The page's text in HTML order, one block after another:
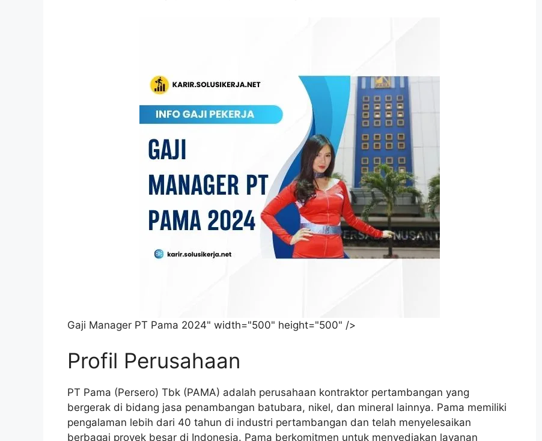
Gaji Manager PT Pama 2024" width="500" height="500" />
Profil Perusahaan
PT Pama (Persero) Tbk (PAMA) adalah perusahaan kontraktor pertambangan yang
bergerak di bidang jasa penambangan batubara, nikel, dan mineral lainnya. Pama memiliki
pengalaman lebih dari 40 tahun di industri pertambangan dan telah menyelesaikan
berbagai proyek besar di Indonesia. Pama berkomitmen untuk menyediakan layanan